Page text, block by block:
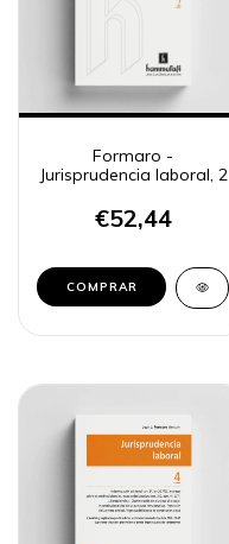
Formaro -
Jurisprudencia laboral, 2
€52,44
COMPRAR